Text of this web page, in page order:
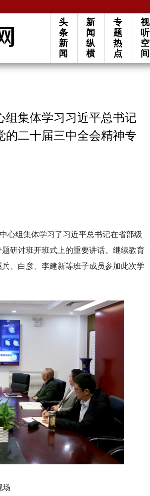
头
条
新
闻
新
闻
纵
横
专
题
热
点
视
听
空
间
组集体学习习近平总书记
的二十届三中全会精神专
心组集体学习了习近平总书记在省部级
研讨班开班式上的重要讲话。 继续教育
、白彦、李建新等班子成员参加此次学
场